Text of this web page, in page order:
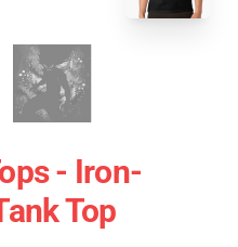
- Iron-
Top